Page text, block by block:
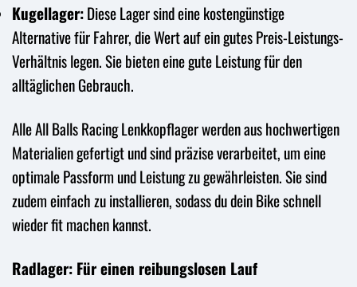
Kugellager:Diese Lager sind eine kostengünstige
Alternative für Fahrer, die Wert auf ein gutes Preis-Leistungs-
Verhältnis legen. Sie bieten eine gute Leistung für den
alltäglichen Gebrauch.
Alle All Balls Racing Lenkkopflager werden aus hochwertigen
Materialien gefertigt und sind präzise verarbeitet, um eine
optimale Passform und Leistung zu gewährleisten. Sie sind
zudem einfach zu installieren, sodass du dein Bike schnell
wieder fit machen kannst.
Radlager: Für einen reibungslosen Lauf